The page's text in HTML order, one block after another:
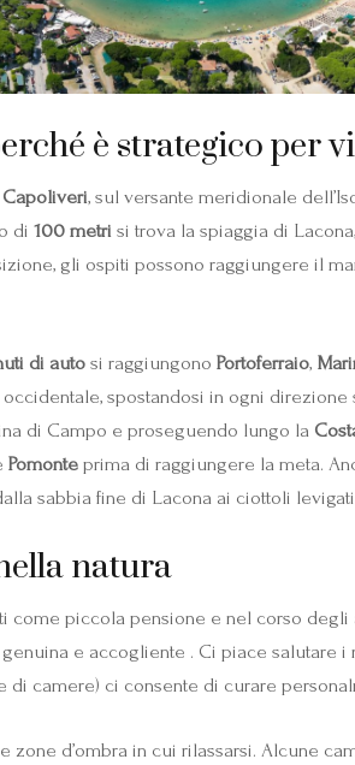
è strategico per
Capoliveri, sul versante meridionale
di 100 metri si trova la spiaggia di
gli ospiti possono raggiungere il
di auto si raggiungono Portoferraio,
spostandosi in ogni direzione
di Campo e proseguendo lungo la
Pomonte prima di raggiungere la meta.
sabbia fine di Lacona ai ciottoli
natura
come piccola pensione e nel corso
e accogliente . Ci piace
camere) ci consente di curare
zone d’ombra in cui rilassarsi. Alcune